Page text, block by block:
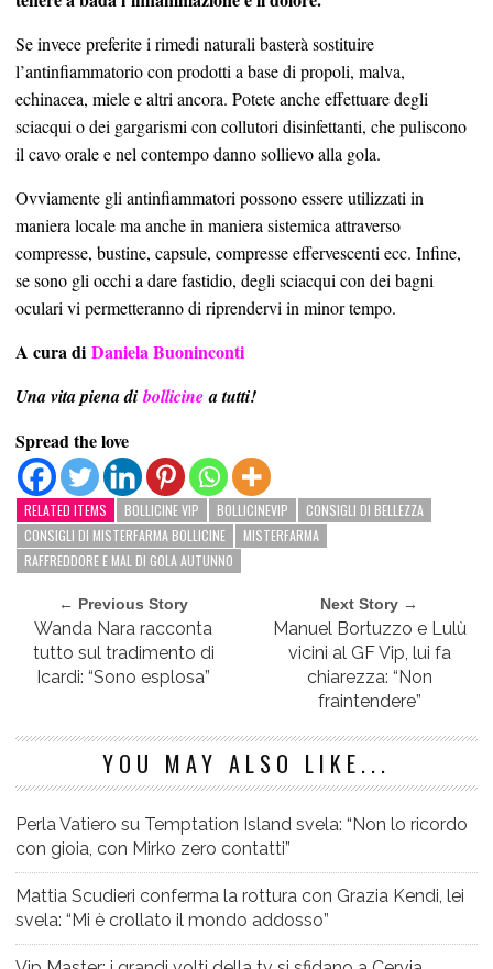
Se invece preferite i rimedi naturali basterà sostituire
l’antinfiammatorio con prodotti a base di propoli, malva,
echinacea, miele e altri ancora. Potete anche effettuare degli
sciacqui o dei gargarismi con collutori disinfettanti, che puliscono
il cavo orale e nel contempo danno sollievo alla gola.
Ovviamente gli antinfiammatori possono essere utilizzati in
maniera locale ma anche in maniera sistemica attraverso
compresse, bustine, capsule, compresse effervescenti ecc. Infine,
se sono gli occhi a dare fastidio, degli sciacqui con dei bagni
oculari vi permetteranno di riprendervi in minor tempo.
A cura di Daniela Buoninconti
Una vita piena dibollicinea tutti!
Spread the love
RELATED ITEMS BOLLICINE VIP BOLLICINEVIP
CONSIGLI DI BELLEZZA
CONSIGLI DI MISTERFARMA BOLLICINE
MISTERFARMA
RAFFREDDORE E MAL DI GOLA AUTUNNO
← Previous Story
Wanda Nara racconta
tutto sul tradimento di
Icardi: “Sono esplosa”
Next Story →
Manuel Bortuzzo e Lulù
vicini al GF Vip, lui fa
chiarezza: “Non
fraintendere”
YOU MAY ALSO LIKE...
Perla Vatiero su Temptation Island svela: “Non lo ricordo
con gioia, con Mirko zero contatti”
Mattia Scudieri conferma la rottura con Grazia Kendi, lei
svela: “Mi è crollato il mondo addosso”